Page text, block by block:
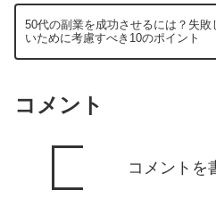
れの「元データ」となってし
と「違う案件のカモ」になる
また、Webページの下に「運
「運営者情報」に
いないもの
については、絶対
50代の副業を成功させるには？失敗
いために考慮すべき10のポイント
コメント
コメントを